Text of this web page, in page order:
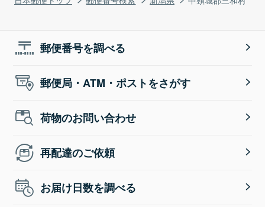
郵便番号を調べる
郵便局・ATM・ポストをさがす
荷物のお問い合わせ
再配達のご依頼
お届け日数を調べる